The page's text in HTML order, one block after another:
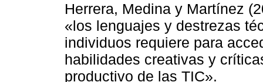
Herrera, Medina y Martínez
«los lenguajes y destrezas
individuos requiere para
habilidades creativas y
productivo de las TIC».